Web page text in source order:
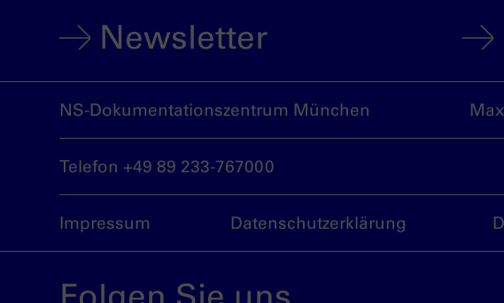
Newsletter
NS-Dokumentationszentrum München
Telefon +49 89 233-767000
Impressum Datenschutzerklärung